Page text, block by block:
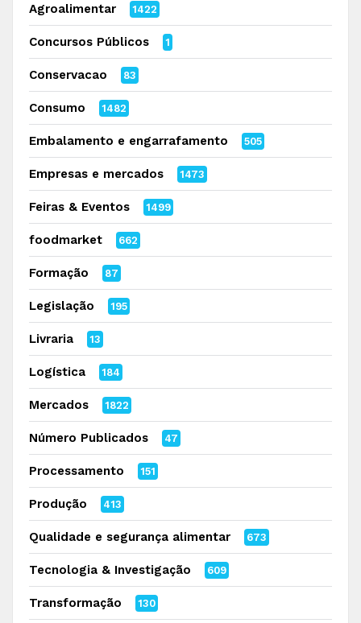
Agroalimentar 1422
Concursos Públicos 1
Conservacao 83
Consumo 1482
Embalamento e engarrafamento 505
Empresas e mercados 1473
Feiras & Eventos 1499
foodmarket 662
Formação 87
Legislação 195
Livraria 13
Logística 184
Mercados 1822
Número Publicados 47
Processamento 151
Produção 413
Qualidade e segurança alimentar 673
Tecnologia & Investigação 609
Transformação 130